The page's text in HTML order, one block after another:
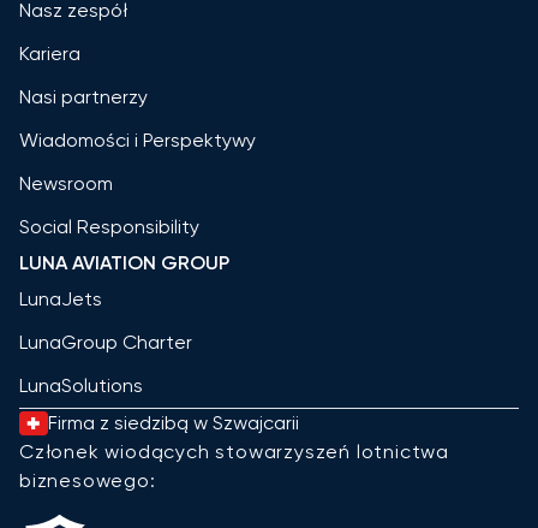
Nasz zespół
Kariera
Nasi partnerzy
Wiadomości i Perspektywy
Newsroom
Social Responsibility
LUNA AVIATION GROUP
LunaJets
LunaGroup Charter
LunaSolutions
Firma z siedzibą w Szwajcarii
Członek wiodących stowarzyszeń lotnictwa
biznesowego: